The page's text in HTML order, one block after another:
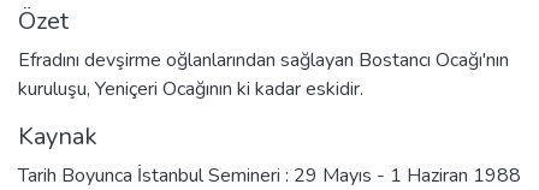
Özet
Efradını devşirme oğlanlarından sağlayan Bostancı Ocağı'nın
kuruluşu, Yeniçeri Ocağının ki kadar eskidir.
Kaynak
Tarih Boyunca İstanbul Semineri : 29 Mayıs - 1 Haziran 1988